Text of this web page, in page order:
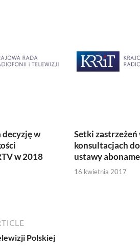
decyzję w
w 2018
Setki zastrzeżeń
konsultacjach
ustawy
16 kwietnia 2017
Polskiej